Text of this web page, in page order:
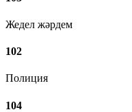
Жедел жәрдем
102
Полиция
104